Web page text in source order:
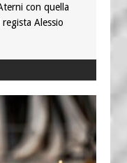
con quella
Alessio